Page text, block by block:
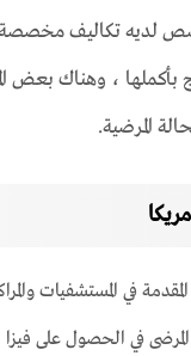
لديه تكاليف مخصصة
بأكملها ، وهناك بعض
المرضية.
في المستشفيات
في الحصول على